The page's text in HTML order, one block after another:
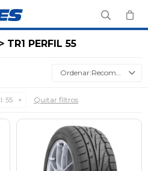
TR1 PERFIL 55
Recomendados
55 Quitar filtros